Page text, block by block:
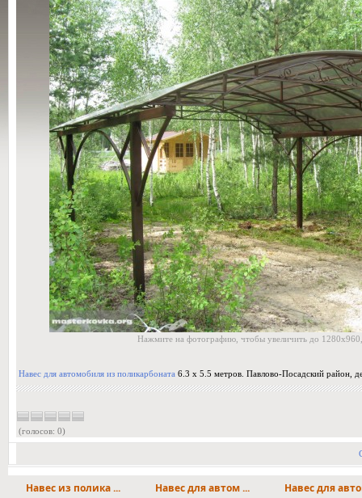
Нажмите на фотографию, чтобы увеличить до
Навес для автомобиля из поликарбоната 6.3 х 5.5 метров. Павлово-Посадский район,
(голосов: 0)
Навес из полика ... Навес для автом ... Навес для